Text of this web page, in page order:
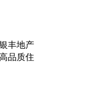
丰地产
品质住